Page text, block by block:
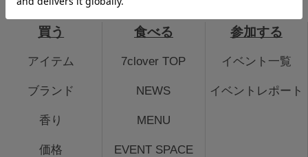
買う
アイテム
ブランド
香り
価格
食べる
7clover TOP
NEWS
MENU
EVENT SPACE
参加する
イベント一覧
イベントレポート